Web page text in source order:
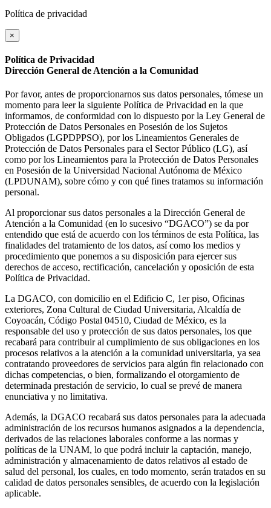
Política de privacidad
×
Política de Privacidad
Dirección General de Atención a la Comunidad
Por favor, antes de proporcionarnos sus datos personales, tómese un
momento para leer la siguiente Política de Privacidad en la que
informamos, de conformidad con lo dispuesto por la Ley General de
Protección de Datos Personales en Posesión de los Sujetos
Obligados (LGPDPPSO), por los Lineamientos Generales de
Protección de Datos Personales para el Sector Público (LG), así
como por los Lineamientos para la Protección de Datos Personales
en Posesión de la Universidad Nacional Autónoma de México
(LPDUNAM), sobre cómo y con qué fines tratamos su información
personal.
Al proporcionar sus datos personales a la Dirección General de
Atención a la Comunidad (en lo sucesivo “DGACO”) se da por
entendido que está de acuerdo con los términos de esta Política, las
finalidades del tratamiento de los datos, así como los medios y
procedimiento que ponemos a su disposición para ejercer sus
derechos de acceso, rectificación, cancelación y oposición de esta
Política de Privacidad.
La DGACO, con domicilio en el Edificio C, 1er piso, Oficinas
exteriores, Zona Cultural de Ciudad Universitaria, Alcaldía de
Coyoacán, Código Postal 04510, Ciudad de México, es la
responsable del uso y protección de sus datos personales, los que
recabará para contribuir al cumplimiento de sus obligaciones en los
procesos relativos a la atención a la comunidad universitaria, ya sea
contratando proveedores de servicios para algún fin relacionado con
dichas competencias, o bien, formalizando el otorgamiento de
determinada prestación de servicio, lo cual se prevé de manera
enunciativa y no limitativa.
Además, la DGACO recabará sus datos personales para la adecuada
administración de los recursos humanos asignados a la dependencia,
derivados de las relaciones laborales conforme a las normas y
políticas de la UNAM, lo que podrá incluir la captación, manejo,
administración y almacenamiento de datos relativos al estado de
salud del personal, los cuales, en todo momento, serán tratados en su
calidad de datos personales sensibles, de acuerdo con la legislación
aplicable.